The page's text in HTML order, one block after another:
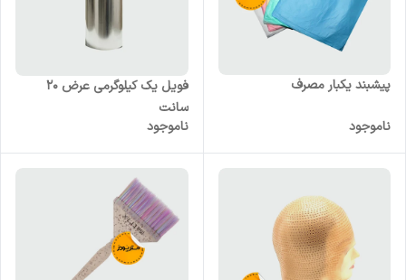
پیشبند یکبار مصرف
ناموجود
فویل یک کیلوگرمی عرض 20
سانت
ناموجود